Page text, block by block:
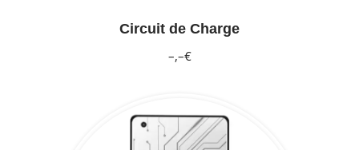
Circuit de Charge
–,–€